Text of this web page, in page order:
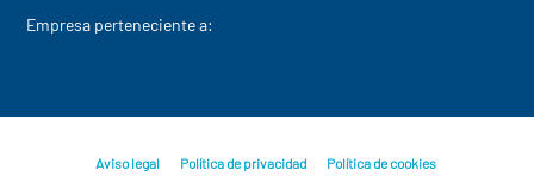
Empresa perteneciente a:
Aviso legal Política de privacidad Política de cookies